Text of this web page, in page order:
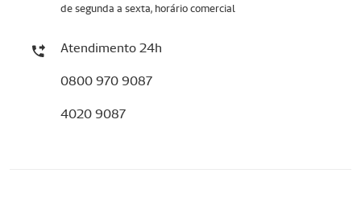
de segunda a sexta, horário comercial
Atendimento 24h
0800 970 9087
4020 9087